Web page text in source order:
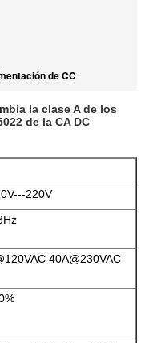
de CC
la clase A de los
de la CA DC
220V
40A@230VAC